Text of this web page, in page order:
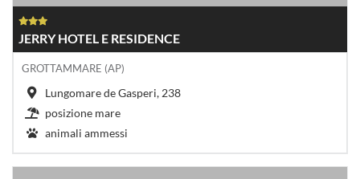
JERRY HOTEL E RESIDENCE
GROTTAMMARE (AP)
Lungomare de Gasperi, 238
posizione mare
animali ammessi